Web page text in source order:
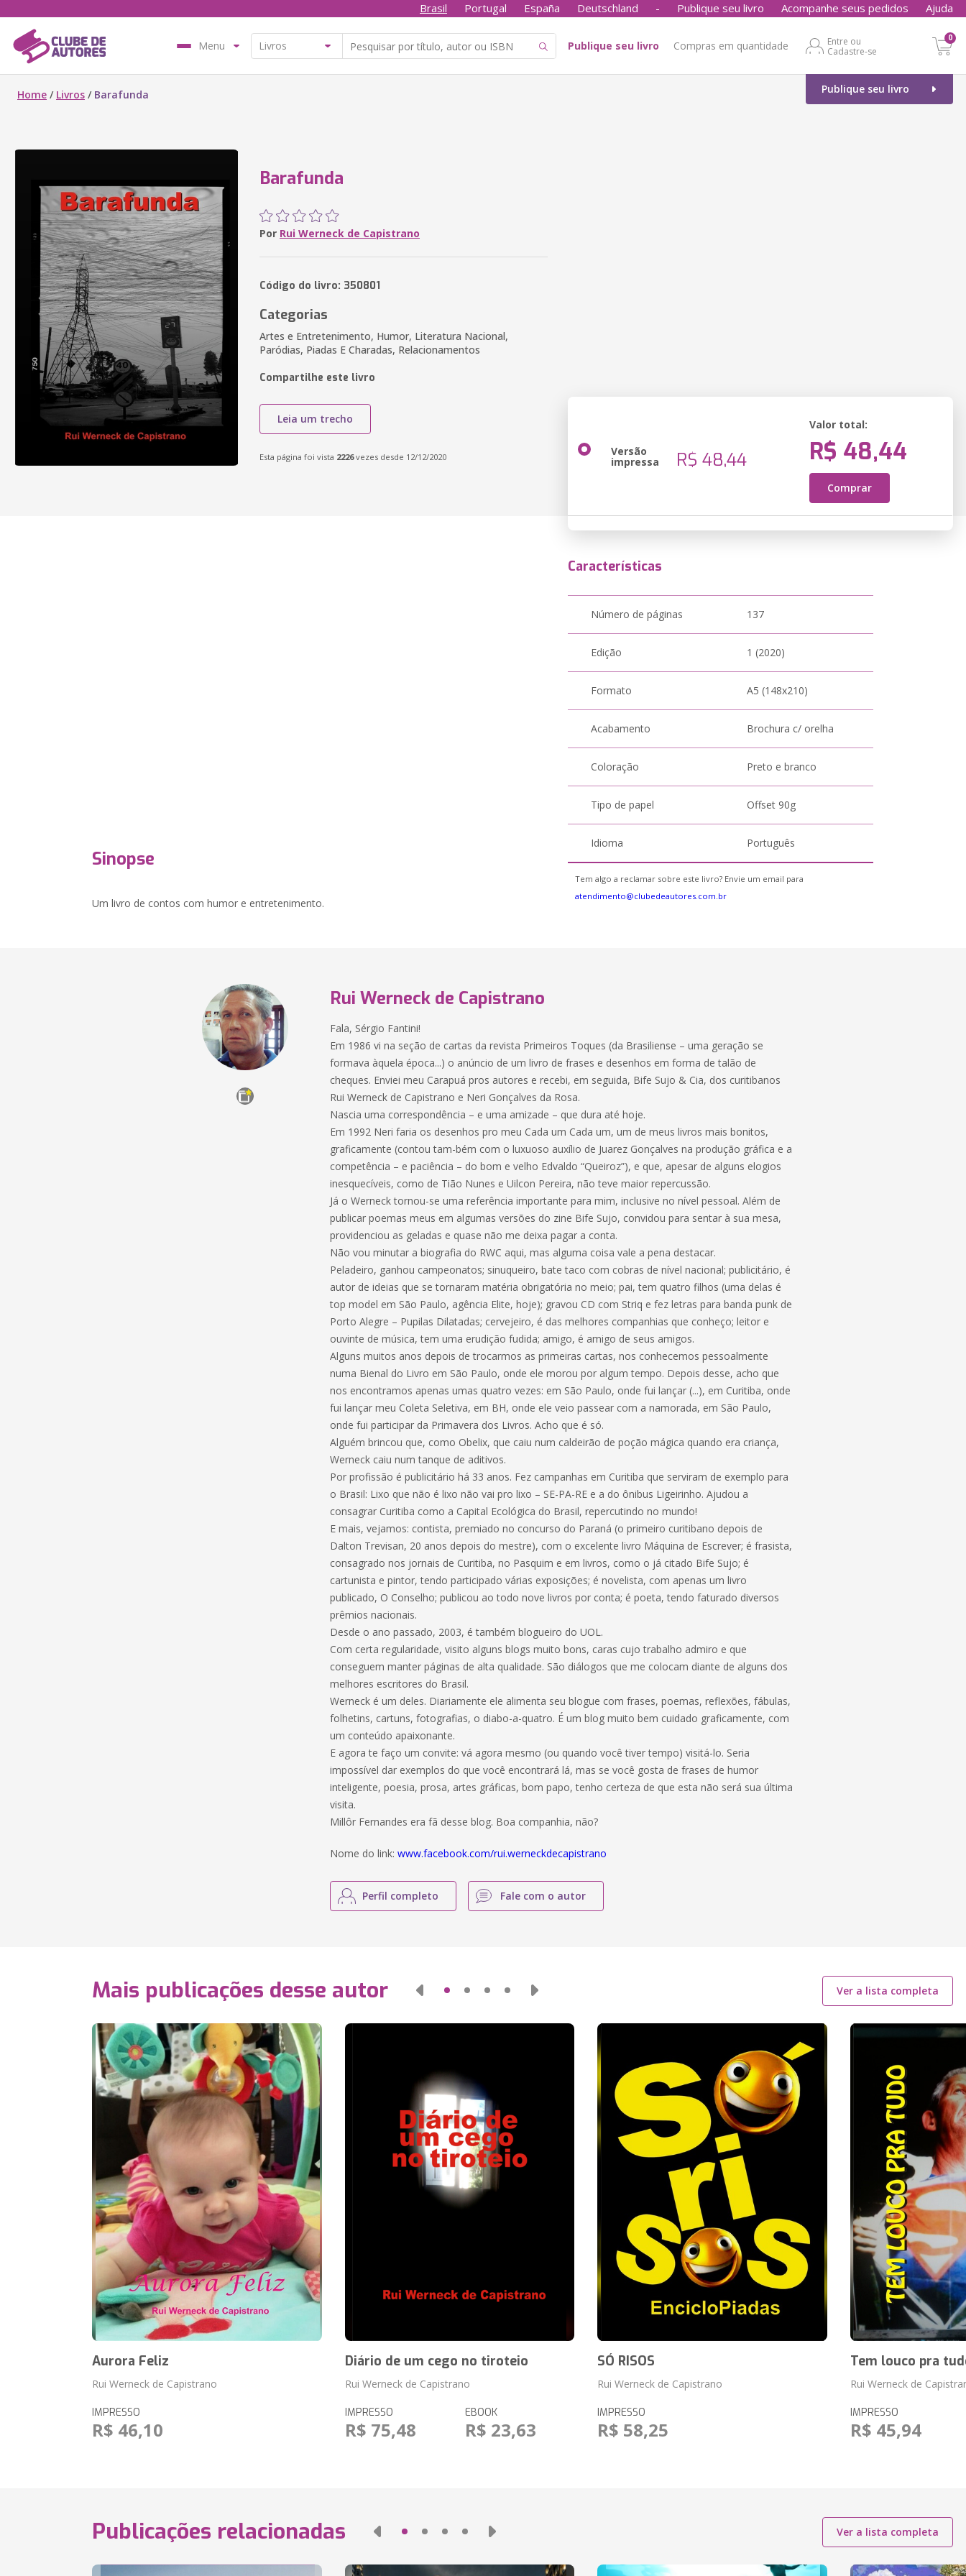
Brasil Portugal España Deutschland - Publique seu livro Acompanhe seus pedidos Ajuda
Menu Publique seu livro Compras em quantidade
Entre ou
Cadastre-se
0
Publique seu livro
Home / Livros / Barafunda
Barafunda
Por Rui Werneck de Capistrano
Código do livro: 350801
Categorias
Artes e Entretenimento, Humor, Literatura Nacional,
Paródias, Piadas E Charadas, Relacionamentos
Compartilhe este livro
Leia um trecho
Esta página foi vista 2226vezes desde 12/12/2020 Versão
impressa R$ 48,44
Valor total:
R$ 48,44
Comprar
Sinopse
Um livro de contos com humor e entretenimento.
Características
Número de páginas 137
Edição 1 (2020)
Formato A5 (148x210)
Acabamento Brochura c/ orelha
Coloração Preto e branco
Tipo de papel Offset 90g
Idioma Português
Tem algo a reclamar sobre este livro? Envie um email para
atendimento@clubedeautores.com.br
Rui Werneck de Capistrano
Fala, Sérgio Fantini!
Em 1986 vi na seção de cartas da revista Primeiros Toques (da Brasiliense – uma geração se
formava àquela época...) o anúncio de um livro de frases e desenhos em forma de talão de
cheques. Enviei meu Carapuá pros autores e recebi, em seguida, Bife Sujo & Cia, dos curitibanos
Rui Werneck de Capistrano e Neri Gonçalves da Rosa.
Nascia uma correspondência – e uma amizade – que dura até hoje.
Em 1992 Neri faria os desenhos pro meu Cada um Cada um, um de meus livros mais bonitos,
graficamente (contou tam-bém com o luxuoso auxílio de Juarez Gonçalves na produção gráfica e a
competência – e paciência – do bom e velho Edvaldo “Queiroz”), e que, apesar de alguns elogios
inesquecíveis, como de Tião Nunes e Uilcon Pereira, não teve maior repercussão.
Já o Werneck tornou-se uma referência importante para mim, inclusive no nível pessoal. Além de
publicar poemas meus em algumas versões do zine Bife Sujo, convidou para sentar à sua mesa,
providenciou as geladas e quase não me deixa pagar a conta.
Não vou minutar a biografia do RWC aqui, mas alguma coisa vale a pena destacar.
Peladeiro, ganhou campeonatos; sinuqueiro, bate taco com cobras de nível nacional; publicitário, é
autor de ideias que se tornaram matéria obrigatória no meio; pai, tem quatro filhos (uma delas é
top model em São Paulo, agência Elite, hoje); gravou CD com Striq e fez letras para banda punk de
Porto Alegre – Pupilas Dilatadas; cervejeiro, é das melhores companhias que conheço; leitor e
ouvinte de música, tem uma erudição fudida; amigo, é amigo de seus amigos.
Alguns muitos anos depois de trocarmos as primeiras cartas, nos conhecemos pessoalmente
numa Bienal do Livro em São Paulo, onde ele morou por algum tempo. Depois desse, acho que
nos encontramos apenas umas quatro vezes: em São Paulo, onde fui lançar (...), em Curitiba, onde
fui lançar meu Coleta Seletiva, em BH, onde ele veio passear com a namorada, em São Paulo,
onde fui participar da Primavera dos Livros. Acho que é só.
Alguém brincou que, como Obelix, que caiu num caldeirão de poção mágica quando era criança,
Werneck caiu num tanque de aditivos.
Por profissão é publicitário há 33 anos. Fez campanhas em Curitiba que serviram de exemplo para
o Brasil: Lixo que não é lixo não vai pro lixo – SE-PA-RE e a do ônibus Ligeirinho. Ajudou a
consagrar Curitiba como a Capital Ecológica do Brasil, repercutindo no mundo!
E mais, vejamos: contista, premiado no concurso do Paraná (o primeiro curitibano depois de
Dalton Trevisan, 20 anos depois do mestre), com o excelente livro Máquina de Escrever; é frasista,
consagrado nos jornais de Curitiba, no Pasquim e em livros, como o já citado Bife Sujo; é
cartunista e pintor, tendo participado várias exposições; é novelista, com apenas um livro
publicado, O Conselho; publicou ao todo nove livros por conta; é poeta, tendo faturado diversos
prêmios nacionais.
Desde o ano passado, 2003, é também blogueiro do UOL.
Com certa regularidade, visito alguns blogs muito bons, caras cujo trabalho admiro e que
conseguem manter páginas de alta qualidade. São diálogos que me colocam diante de alguns dos
melhores escritores do Brasil.
Werneck é um deles. Diariamente ele alimenta seu blogue com frases, poemas, reflexões, fábulas,
folhetins, cartuns, fotografias, o diabo-a-quatro. É um blog muito bem cuidado graficamente, com
um conteúdo apaixonante.
E agora te faço um convite: vá agora mesmo (ou quando você tiver tempo) visitá-lo. Seria
impossível dar exemplos do que você encontrará lá, mas se você gosta de frases de humor
inteligente, poesia, prosa, artes gráficas, bom papo, tenho certeza de que esta não será sua última
visita.
Millôr Fernandes era fã desse blog. Boa companhia, não?
Nome do link:www.facebook.com/rui.werneckdecapistrano
Perfil completo Fale com o autor
Mais publicações desse autor Ver a lista completa
Aurora Feliz
Rui Werneck de Capistrano
IMPRESSO
R$ 46,10
Diário de um cego no tiroteio
Rui Werneck de Capistrano
IMPRESSO
R$ 75,48
EBOOK
R$ 23,63
SÓ RISOS
Rui Werneck de Capistrano
IMPRESSO
R$ 58,25
Tem louco pra
Rui Werneck de
IMPRESSO
R$ 45,94
Publicações relacionadas Ver a lista completa